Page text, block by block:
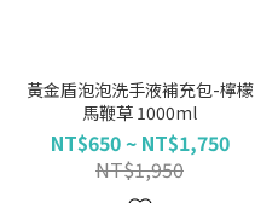
黃金盾泡泡洗手液補充包-檸檬
馬鞭草 1000ml
NT$650 ~ NT$1,750
NT$1,950